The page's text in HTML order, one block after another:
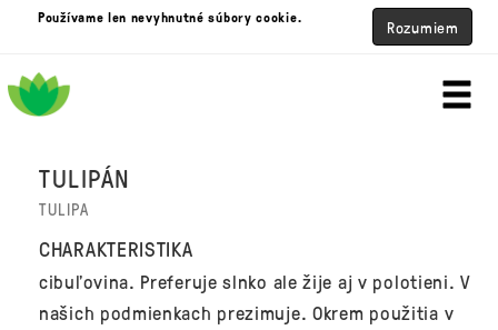
Používame len nevyhnutné súbory cookie. Rozumiem
TULIPÁN
TULIPA
CHARAKTERISTIKA
cibuľovina. Preferuje slnko ale žije aj v polotieni. V
našich podmienkach prezimuje. Okrem použitia v